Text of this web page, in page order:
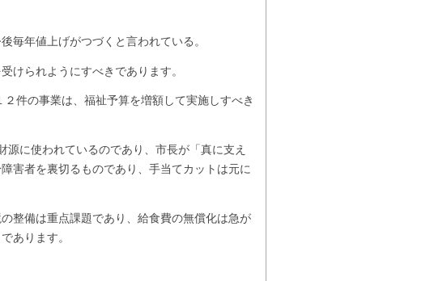
毎年値上げがつづくと言われている。
けられようにすべきであります。
件の事業は、福祉予算を増額して実施しすべき
に使われているのであり、市長が「真に支え
害者を裏切るものであり、手当てカットは元に
整備は重点課題であり、給食費の無償化は急が
あります。